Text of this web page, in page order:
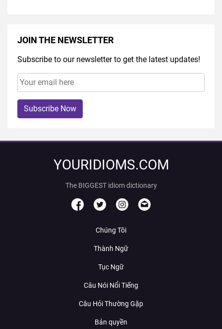
JOIN THE NEWSLETTER
Subscribe to our newsletter to get the latest updates!
Subscribe Now
YOURIDIOMS.COM
The BIGGEST idiom dictionary
Chúng Tôi
Thành Ngữ
Tục Ngữ
Câu Nói Nổi Tiếng
Câu Hỏi Thường Gặp
Bản quyền